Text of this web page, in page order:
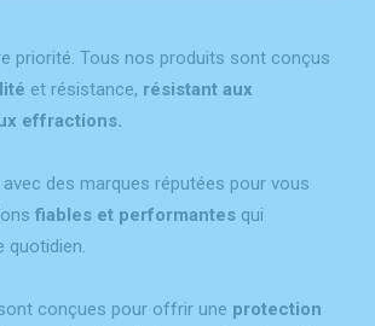
priorité. Tous nos produits sont conçus
et résistance, résistant aux
effractions.
des marques réputées pour vous
fiables et performantes qui
quotidien.
conçues pour offrir une protection